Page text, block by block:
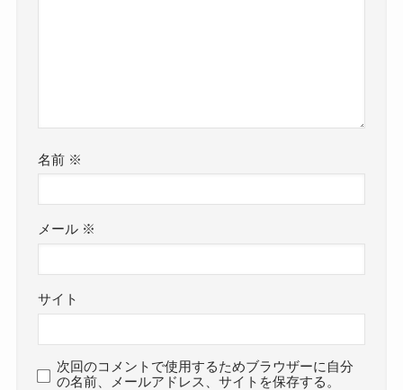
名前 ※
メール ※
サイト
次回のコメントで使用するためブラウザーに自分
の名前、メールアドレス、サイトを保存する。